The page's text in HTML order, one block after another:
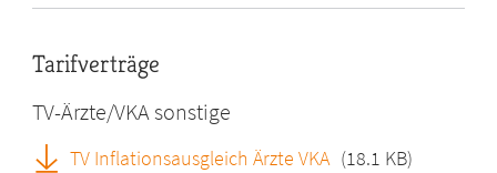
Tarifverträge
TV-Ärzte/VKA sonstige
TV Inflationsausgleich Ärzte VKA (18.1 KB)